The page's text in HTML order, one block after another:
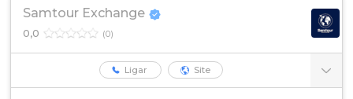
Samtour Exchange
0,0 (0)
Ligar Site